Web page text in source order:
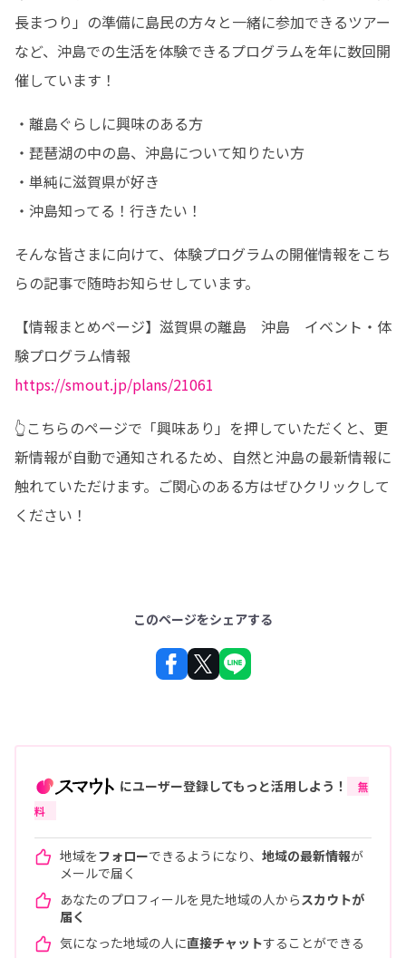
長まつり」の準備に島民の方々と一緒に参加できるツアー
など、沖島での生活を体験できるプログラムを年に数回開
催しています！
・離島ぐらしに興味のある方
・琵琶湖の中の島、沖島について知りたい方
・単純に滋賀県が好き
・沖島知ってる！行きたい！
そんな皆さまに向けて、体験プログラムの開催情報をこち
らの記事で随時お知らせしています。
【情報まとめページ】滋賀県の離島　沖島　イベント・体
https://smout.jp/plans/21061
👆こちらのページで「興味あり」を押していただくと、更
新情報が自動で通知されるため、自然と沖島の最新情報に
触れていただけます。ご関心のある方はぜひクリックして
ください！
このページをシェアする
にユーザー登録してもっと活用しよう！
無
料
地域をフォローできるようになり、 地域の最新情報が
メールで届く
あなたのプロフィールを見た地域の人から スカウトが
届く
気になった地域の人に直接チャットすることができる